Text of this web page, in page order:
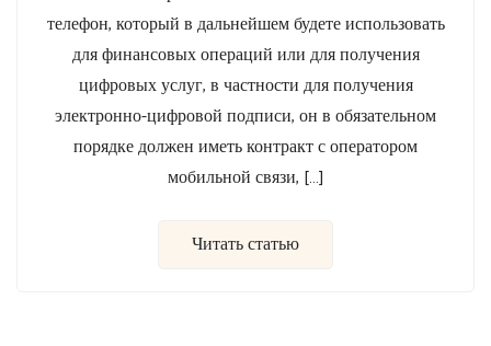
телефон, который в дальнейшем будете использовать
для финансовых операций или для получения
цифровых услуг, в частности для получения
электронно-цифровой подписи, он в обязательном
порядке должен иметь контракт с оператором
мобильной связи, […]
Читать статью